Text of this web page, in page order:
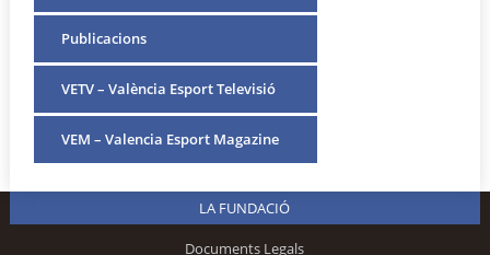
Publicacions
VETV – València Esport Televisió
VEM – Valencia Esport Magazine
LA FUNDACIÓ
Documents Legals